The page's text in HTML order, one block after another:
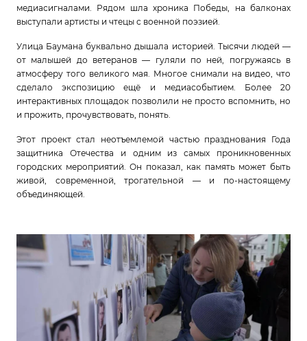
медиасигналами. Рядом шла хроника Победы, на балконах
выступали артисты и чтецы с военной поэзией.
Улица Баумана буквально дышала историей. Тысячи людей —
от малышей до ветеранов — гуляли по ней, погружаясь в
атмосферу того великого мая. Многое снимали на видео, что
сделало экспозицию ещё и медиасобытием. Более 20
интерактивных площадок позволили не просто вспомнить, но
и прожить, прочувствовать, понять.
Этот проект стал неотъемлемой частью празднования Года
защитника Отечества и одним из самых проникновенных
городских мероприятий. Он показал, как память может быть
живой, современной, трогательной — и по-настоящему
объединяющей.